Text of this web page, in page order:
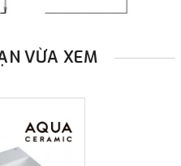
VỪA XEM